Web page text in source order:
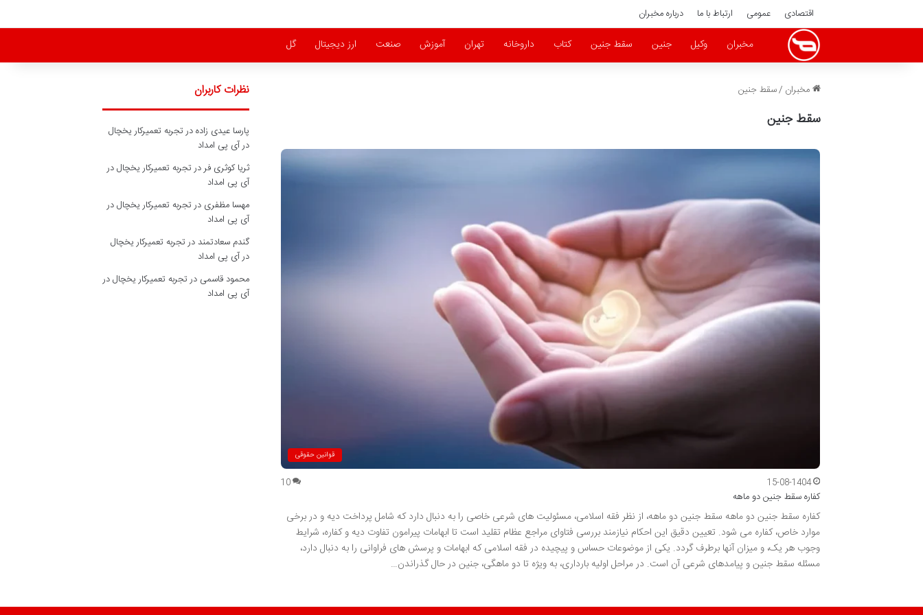
اقتصادی عمومی ارتباط با ما درباره مخبران
مخبران وکیل جنین سقط جنین کتاب داروخانه تهران آموزش صنعت ارز دیجیتال گل
مخبران /سقط جنین
سقط جنین
قوانین حقوقی
15-08-1404
10
کفاره سقط جنین دو ماهه
کفاره سقط جنین دو ماهه سقط جنین دو ماهه، از نظر فقه اسلامی، مسئولیت های شرعی خاصی را به دنبال دارد که شامل پرداخت دیه و در برخی
موارد خاص، کفاره می شود. تعیین دقیق این احکام نیازمند بررسی فتاوای مراجع عظام تقلید است تا ابهامات پیرامون تفاوت دیه و کفاره، شرایط
وجوب هر یک، و میزان آنها برطرف گردد. یکی از موضوعات حساس و پیچیده در فقه اسلامی که ابهامات و پرسش های فراوانی را به دنبال دارد،
مسئله سقط جنین و پیامدهای شرعی آن است. در مراحل اولیه بارداری، به ویژه تا دو ماهگی، جنین در حال گذراندن…
نظرات کاربران
پارسا عیدی زادهدرتجربه تعمیرکار یخچال
در آی پی امداد
ثریا کوثری فردرتجربه تعمیرکار یخچال در
آی پی امداد
مهسا مظفری درتجربه تعمیرکار یخچال در
آی پی امداد
گندم سعادتمنددرتجربه تعمیرکار یخچال
در آی پی امداد
محمود قاسمی درتجربه تعمیرکار یخچال در
آی پی امداد